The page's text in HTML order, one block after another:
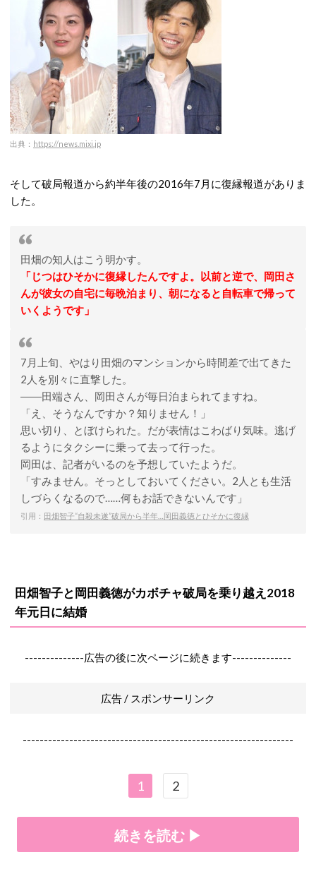
出典： https://news.mixi.jp
そして破局報道から約半年後の2016年7月に復縁報道がありま
した。
田畑の知人はこう明かす。
「じつはひそかに復縁したんですよ。以前と逆で、岡田さ
んが彼女の自宅に毎晩泊まり、朝になると自転車で帰って
いくようです」
7月上旬、やはり田畑のマンションから時間差で出てきた
2人を別々に直撃した。
――田端さん、岡田さんが毎日泊まられてますね。
「え、そうなんですか？知りません！」
思い切り、とぼけられた。だが表情はこわばり気味。逃げ
るようにタクシーに乗って去って行った。
岡田は、記者がいるのを予想していたようだ。
「すみません。そっとしておいてください。2人とも生活
しづらくなるので……何もお話できないんです」
引用： 田畑智子“自殺未遂”破局から半年…岡田義徳とひそかに復縁
田畑智子と岡田義徳がカボチャ破局を乗り越え2018
年元日に結婚
--------------広告の後に次ページに続きます--------------
広告 / スポンサーリンク
----------------------------------------------------------------
1 2
続きを読む ▶